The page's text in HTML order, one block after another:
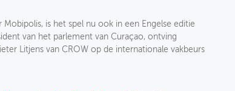
is het spel nu ook in een Engelse editie
van het parlement van Curaçao, ontving
Litjens van CROW op de internationale vakbeurs